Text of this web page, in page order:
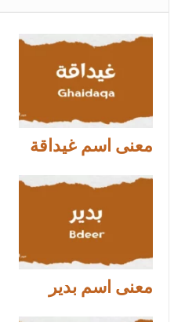
معنى اسم غيداقة
معنى اسم بدير